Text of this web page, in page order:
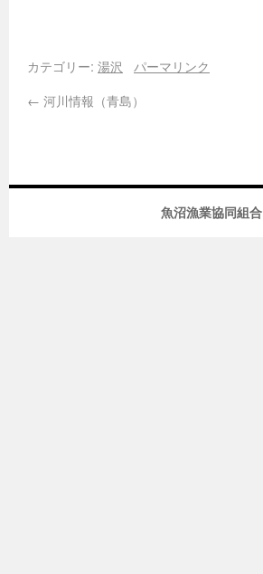
カテゴリー: 湯沢
パーマリンク
← 河川情報（青島）
魚沼漁業協同組合